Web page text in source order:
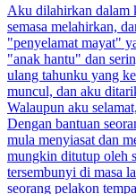
Aku dilahirkan dalam
semasa melahirkan,
"penyelamat mayat"
"anak hantu" dan
ulang tahunku yang
muncul, dan aku
Walaupun aku
Dengan bantuan
mula menyiasat dan
mungkin ditutup oleh
tersembunyi di masa
seorang pelakon